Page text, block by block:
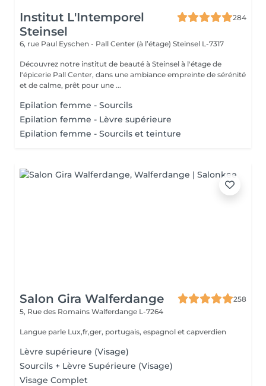
Institut L'Intemporel
Steinsel
284
6, rue Paul Eyschen - Pall Center (à l’étage) Steinsel L-7317
Découvrez notre institut de beauté à Steinsel à l'étage de
l'épicerie Pall Center, dans une ambiance empreinte de sérénité
et de calme, prêt pour une ...
Epilation femme - Sourcils
Epilation femme - Lèvre supérieure
Epilation femme - Sourcils et teinture
Salon Gira Walferdange
258
5, Rue des Romains Walferdange L-7264
Langue parle Lux,fr,ger, portugais, espagnol et capverdien
Lèvre supérieure (Visage)
Sourcils + Lèvre Supérieure (Visage)
Visage Complet